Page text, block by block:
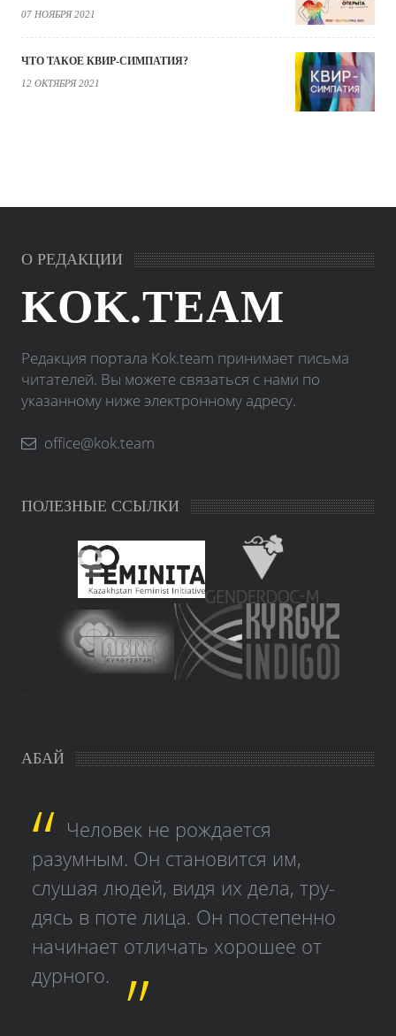
07 НОЯБРЯ 2021
ЧТО ТАКОЕ КВИР-СИМПАТИЯ?
12 ОКТЯБРЯ 2021
О РЕДАКЦИИ
KOK.TEAM
Редакция портала Kok.team принимает письма
читателей. Вы можете связаться с нами по
указанному ниже электронному адресу.
office@kok.team
ПОЛЕЗНЫЕ ССЫЛКИ
АБАЙ
Человек не рождается
разумным. Он становится им,
слушая людей, видя их дела, тру­
дясь в поте лица. Он постепенно
начинает отличать хорошее от
дурного.